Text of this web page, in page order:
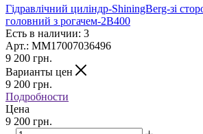
Гідравлічний циліндр-ShiningBerg-зі
головний з рогачем-2В400
Есть в наличии: 3
Арт.: MM17007036496
9 200 грн.
Варианты цен
9 200 грн.
Подробности
Цена
9 200 грн.